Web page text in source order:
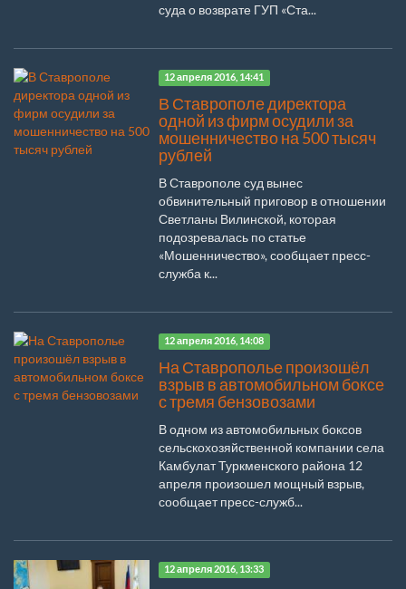
суда о возврате ГУП «Ста...
12 апреля 2016, 14:41
В Ставрополе директора
одной из фирм осудили за
мошенничество на 500 тысяч
рублей
В Ставрополе суд вынес
обвинительный приговор в отношении
Светланы Вилинской, которая
подозревалась по статье
«Мошенничество», сообщает пресс-
служба к...
12 апреля 2016, 14:08
На Ставрополье произошёл
взрыв в автомобильном боксе
с тремя бензовозами
В одном из автомобильных боксов
сельскохозяйственной компании села
Камбулат Туркменского района 12
апреля произошел мощный взрыв,
сообщает пресс-служб...
12 апреля 2016, 13:33